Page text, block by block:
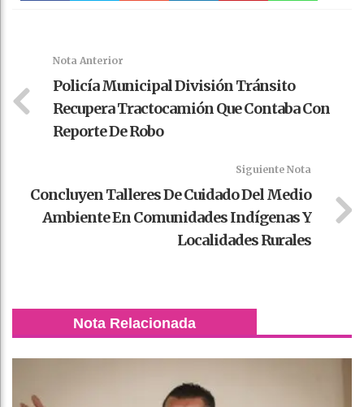
Nota Anterior
Policía Municipal División Tránsito
Recupera Tractocamión Que Contaba Con
Reporte De Robo
Siguiente Nota
Concluyen Talleres De Cuidado Del Medio
Ambiente En Comunidades Indígenas Y
Localidades Rurales
Nota Relacionada